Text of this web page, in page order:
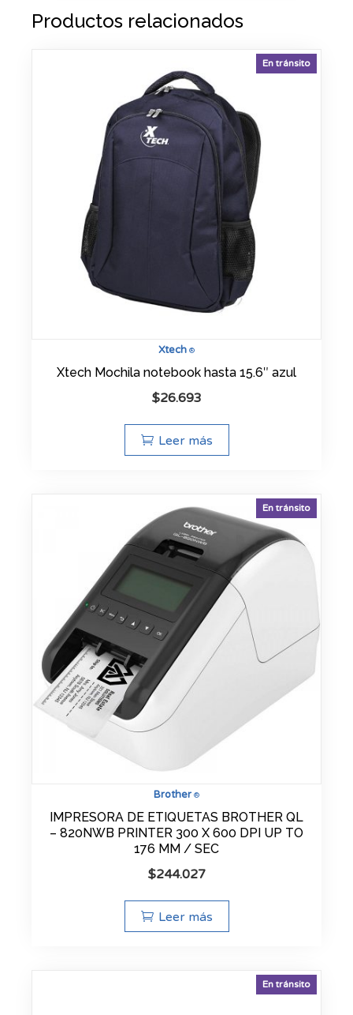
Productos relacionados
Xtech ®
En tránsito
Xtech Mochila notebook hasta 15.6″ azul
$26.693
Leer más
Brother ®
En tránsito
IMPRESORA DE ETIQUETAS BROTHER QL
– 820NWB PRINTER 300 X 600 DPI UP TO
176 MM / SEC
$244.027
Leer más
En tránsito